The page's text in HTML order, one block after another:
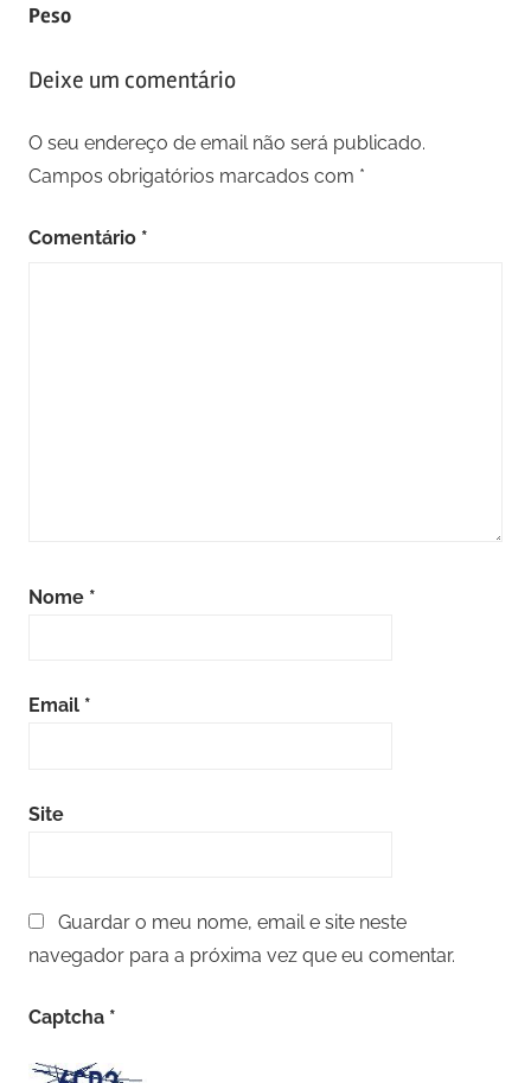
Peso
Deixe um comentário
O seu endereço de email não será publicado.
Campos obrigatórios marcados com *
Comentário *
Nome *
Email *
Site
Guardar o meu nome, email e site neste
navegador para a próxima vez que eu comentar.
Captcha *